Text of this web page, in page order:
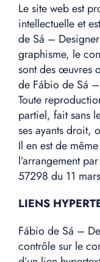
Le site web est
intellectuelle et
de Sá –
graphisme, le
sont des œuvres
de Fábio de Sá
Toute
partiel, fait sans
ses ayants droit,
Il en est de
l’arrangement
57298 du 11
LIENS
Fábio de Sá –
contrôle sur le